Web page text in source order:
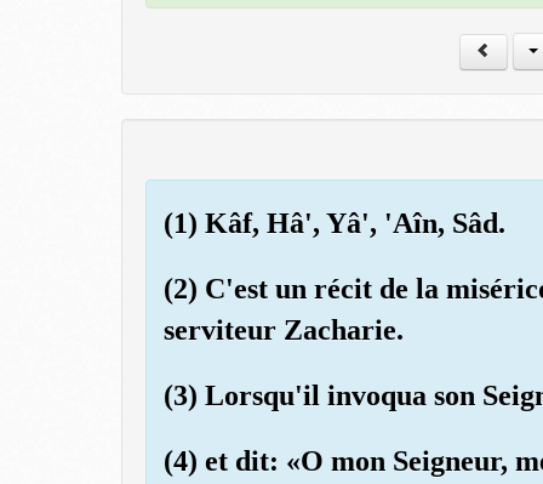
(1) Kâf, Hâ', Yâ', 'Aîn, Sâd.
(2) C'est un récit de la
serviteur Zacharie.
(3) Lorsqu'il invoqua son
(4) et dit: «O mon Seigneur,